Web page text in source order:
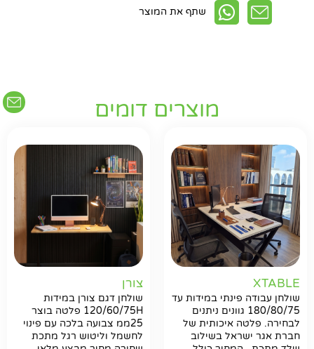
שתף את המוצר
מוצרים דומים
XTABLE
שולחן עבודה פינתי במידות עד
180/80/75 גוונים ניתנים
לבחירה. פלטה איכותית של
חברת אגר ישראל בשילוב
צורן
שולחן דגם צורן במידות
120/60/75H פלטה בוצר
25ממ צבועה בלכה עם פינוי
לחשמל וליטוש רגל מתכת